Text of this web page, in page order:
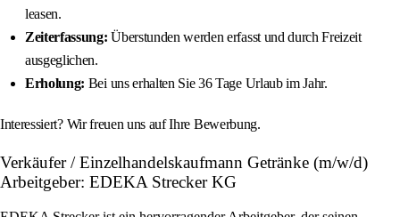
leasen.
Zeiterfassung: Überstunden werden erfasst und durch Freizeit
ausgeglichen.
Erholung: Bei uns erhalten Sie 36 Tage Urlaub im Jahr.
Interessiert? Wir freuen uns auf Ihre Bewerbung.
Verkäufer / Einzelhandelskaufmann Getränke (m/w/d)
Arbeitgeber: EDEKA Strecker KG